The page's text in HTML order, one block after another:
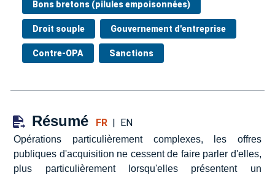
Bons bretons (pilules empoisonnées)
Droit souple Gouvernement d'entreprise
Contre-OPA Sanctions
Résumé FR | EN
Opérations particulièrement complexes, les offres
publiques d'acquisition ne cessent de faire parler d'elles,
plus particulièrement lorsqu'elles présentent un